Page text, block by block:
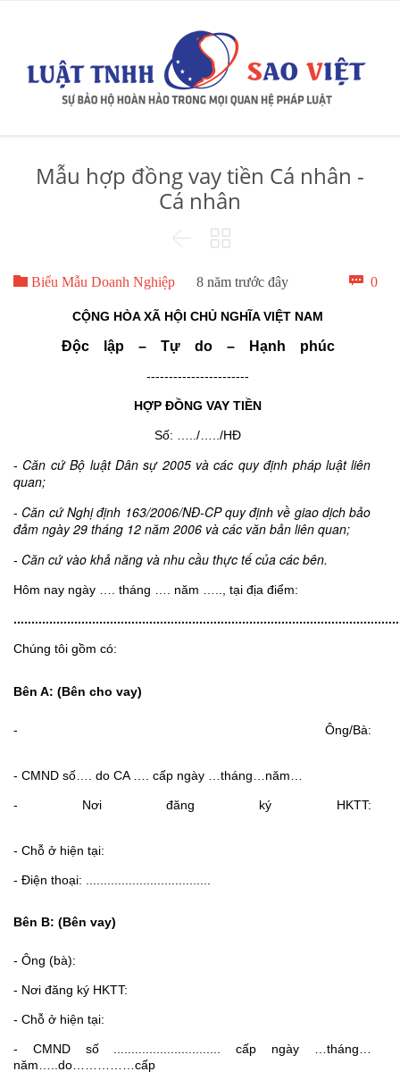
Mẫu hợp đồng vay tiền Cá nhân -
Cá nhân
 
 Biểu Mẫu Doanh Nghiệp 8 năm trước đây  0
CỘNG HÒA XÃ HỘI CHỦ NGHĨA VIỆT NAM
Độc lập – Tự do – Hạnh phúc
-----------------------
HỢP ĐỒNG VAY TIỀN
Số: …../…../HĐ
- Căn cứ Bộ luật Dân sự 2005 và các quy định pháp luật liên
quan;
- Căn cứ Nghị định 163/2006/NĐ-CP quy định về giao dịch bảo
đảm ngày 29 tháng 12 năm 2006 và các văn bản liên quan;
- Căn cứ vào khả năng và nhu cầu thực tế của các bên.
Hôm nay ngày …. tháng …. năm ….., tại địa điểm:
Chúng tôi gồm có:
Bên A: (Bên cho vay)
- Ông/Bà:
- CMND số…. do CA …. cấp ngày …tháng…năm…
- Nơi đăng ký HKTT:
- Chỗ ở hiện tại:
- Điện thoại: ...................................
Bên B: (Bên vay)
- Ông (bà):
- Nơi đăng ký HKTT:
- Chỗ ở hiện tại:
- CMND số .............................. cấp ngày …tháng…
năm…..do……………cấp